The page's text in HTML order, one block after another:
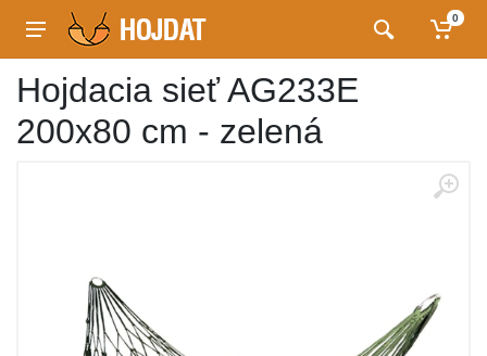
0
Hojdacia sieť AG233E
200x80 cm - zelená